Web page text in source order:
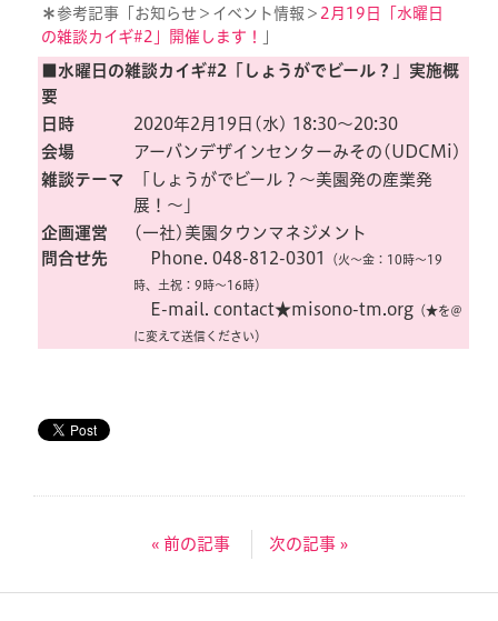
＊ 参考記事「お知らせ＞イベント情報＞ 2月19日「水曜日
の雑談カイギ#2」開催します！
」
■水曜日の雑談カイギ#2「しょうがでビール？」実施概
要
日時
2020年2月19日(水) 18:30〜20:30
会場
アーバンデザインセンターみその(UDCMi)
雑談テーマ
「しょうがでビール？〜美園発の産業発
展！〜」
企画運営
問合せ先
(一社)美園タウンマネジメント
Phone. 048-812-0301
（火〜金：10時〜19
時、土祝：9時〜16時）
E-mail. contact★misono-tm.org（★を＠
に変えて送信ください）
« 前の記事 次の記事 »